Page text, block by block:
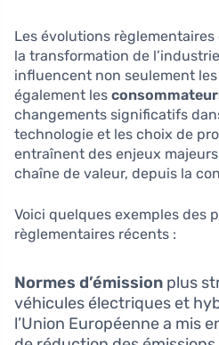
Les évolutions
la transformation de
influencent non seulement les
également les
changements significatifs
technologie et les choix de
entraînent des enjeux majeurs
chaîne de valeur, depuis la
Voici quelques exemples des
règlementaires récents :
Normes d’émission plus
véhicules électriques et
l’Union Européenne a mis